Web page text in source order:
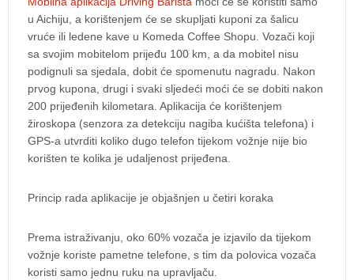
u Aichiju, a korištenjem će se skupljati kuponi za šalicu
vruće ili ledene kave u Komeda Coffee Shopu. Vozači koji
sa svojim mobitelom prijeđu 100 km, a da mobitel nisu
podignuli sa sjedala, dobit će spomenutu nagradu. Nakon
prvog kupona, drugi i svaki sljedeći moći će se dobiti nakon
200 prijeđenih kilometara. Aplikacija će korištenjem
žiroskopa (senzora za detekciju nagiba kućišta telefona) i
GPS-a utvrditi koliko dugo telefon tijekom vožnje nije bio
korišten te kolika je udaljenost prijeđena.
Princip rada aplikacije je objašnjen u četiri koraka
Prema istraživanju, oko 60% vozača je izjavilo da tijekom
vožnje koriste pametne telefone, s tim da polovica vozača
koristi samo jednu ruku na upravljaču.